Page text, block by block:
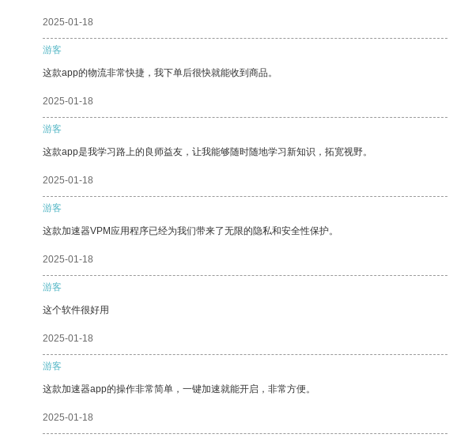
2025-01-18
游客
这款app的物流非常快捷，我下单后很快就能收到商品。
2025-01-18
游客
这款app是我学习路上的良师益友，让我能够随时随地学习新知识，拓宽视野。
2025-01-18
游客
这款加速器VPM应用程序已经为我们带来了无限的隐私和安全性保护。
2025-01-18
游客
这个软件很好用
2025-01-18
游客
这款加速器app的操作非常简单，一键加速就能开启，非常方便。
2025-01-18